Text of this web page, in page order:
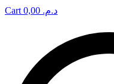
Cart د.م.